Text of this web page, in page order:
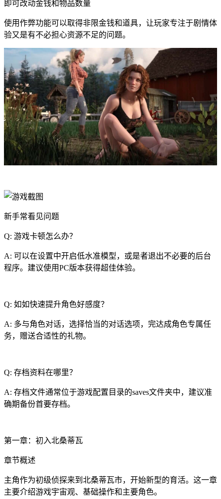
即可改动金钱和物品数量
使用作弊功能可以取得非限金钱和道具，让玩家专注于剧情体
验又是有不必担心资源不足的问题。
新手常看见问题
Q: 游戏卡顿怎么办？
A: 可以在设置中开启低水准模型，或是者退出不必要的后台
程序。建议使用PC版本获得超佳体验。
Q: 如如快速提升角色好感度？
A: 多与角色对话，选择恰当的对话选项，完达成角色专属任
务，赠送合适性的礼物。
Q: 存档资料在哪里？
A: 存档文件通常位于游戏配置目录的saves文件夹中，建议准
确期备份首要存档。
第一章：初入北桑蒂瓦
章节概述
主角作为初级侦探来到北桑蒂瓦市，开始新型的育活。这一章
主要介绍游戏宇宙观、基础操作和主要角色。